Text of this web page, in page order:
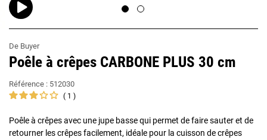
De Buyer
Poêle à crêpes CARBONE PLUS 30 cm
Référence : 512030
1
Poêle à crêpes avec une jupe basse qui permet de faire sauter et de
retourner les crêpes facilement, idéale pour la cuisson de crêpes